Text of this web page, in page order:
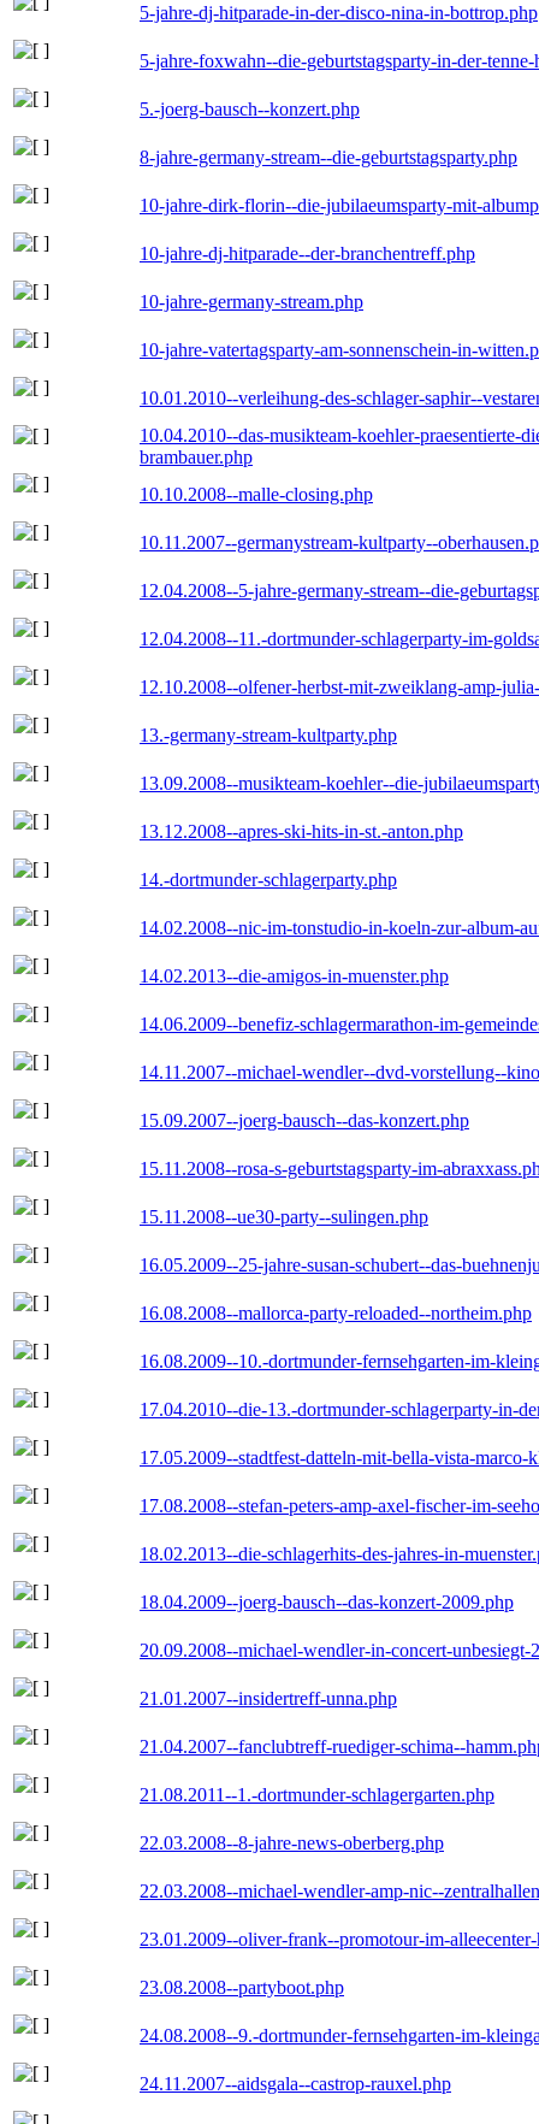
5-jahre-dj-hitparade-in-der-disco-nina-in-bottrop.php
5-jahre-foxwahn--die-geburtstagsparty-in-der-tenne-
5.-joerg-bausch--konzert.php
8-jahre-germany-stream--die-geburtstagsparty.php
10-jahre-dirk-florin--die-jubilaeumsparty-mit-
10-jahre-dj-hitparade--der-branchentreff.php
10-jahre-germany-stream.php
10-jahre-vatertagsparty-am-sonnenschein-in-
10.01.2010--verleihung-des-schlager-saphir--
10.04.2010--das-musikteam-koehler-praesentierte-
brambauer.php
10.10.2008--malle-closing.php
10.11.2007--germanystream-kultparty--
12.04.2008--5-jahre-germany-stream--die-
12.04.2008--11.-dortmunder-schlagerparty-im-
12.10.2008--olfener-herbst-mit-zweiklang-amp-
13.-germany-stream-kultparty.php
13.09.2008--musikteam-koehler--die-
13.12.2008--apres-ski-hits-in-st.-anton.php
14.-dortmunder-schlagerparty.php
14.02.2008--nic-im-tonstudio-in-koeln-zur-album-
14.02.2013--die-amigos-in-muenster.php
14.06.2009--benefiz-schlagermarathon-im-
14.11.2007--michael-wendler--dvd-vorstellung--
15.09.2007--joerg-bausch--das-konzert.php
15.11.2008--rosa-s-geburtstagsparty-im-
15.11.2008--ue30-party--sulingen.php
16.05.2009--25-jahre-susan-schubert--das-
16.08.2008--mallorca-party-reloaded--northeim.php
16.08.2009--10.-dortmunder-fernsehgarten-im-
17.04.2010--die-13.-dortmunder-schlagerparty-in-
17.05.2009--stadtfest-datteln-mit-bella-vista-marco-
17.08.2008--stefan-peters-amp-axel-fischer-im-
18.02.2013--die-schlagerhits-des-jahres-in-
18.04.2009--joerg-bausch--das-konzert-2009.php
20.09.2008--michael-wendler-in-concert-unbesiegt-
21.01.2007--insidertreff-unna.php
21.04.2007--fanclubtreff-ruediger-schima--
21.08.2011--1.-dortmunder-schlagergarten.php
22.03.2008--8-jahre-news-oberberg.php
22.03.2008--michael-wendler-amp-nic--
23.01.2009--oliver-frank--promotour-im-
23.08.2008--partyboot.php
24.08.2008--9.-dortmunder-fernsehgarten-im-
24.11.2007--aidsgala--castrop-rauxel.php